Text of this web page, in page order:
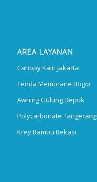
AREA LAYANAN
Canopy Kain Jakarta
Tenda Membrane Bogor
Awning Gulung Depok
Polycarbonate Tangerang
Krey Bambu Bekasi